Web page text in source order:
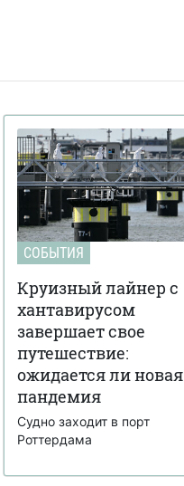
СОБЫТИЯ
Круизный лайнер с
хантавирусом
завершает свое
путешествие:
ожидается ли новая
пандемия
Судно заходит в порт
Роттердама